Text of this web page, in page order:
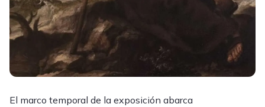
El marco temporal de la exposición abarca